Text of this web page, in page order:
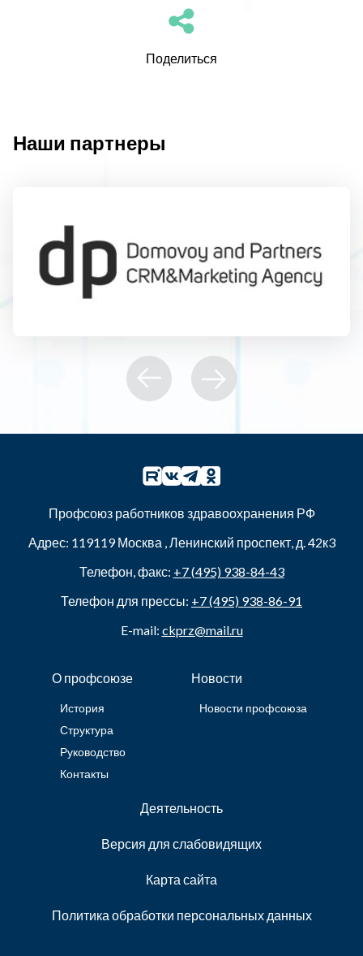
Поделиться
Наши партнеры
Профсоюз работников здравоохранения РФ
Адрес: 119119Москва ,Ленинский проспект, д. 42к3
Телефон, факс: +7 (495) 938-84-43
Телефон для прессы: +7 (495) 938-86-91
E-mail: ckprz@mail.ru
О профсоюзе
История
Структура
Руководство
Контакты
Новости
Новости профсоюза
Деятельность
Версия для слабовидящих
Карта сайта
Политика обработки персональных данных